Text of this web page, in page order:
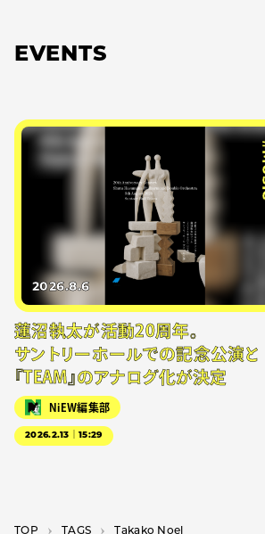
EVENTS
2026.8.6
蓮沼執太が活動20周年。
サントリーホールでの記念公演と
『TEAM』のアナログ化が決定
NiEW編集部
2026.2.13｜15:29
TOP T­A­G­S Takako Noel